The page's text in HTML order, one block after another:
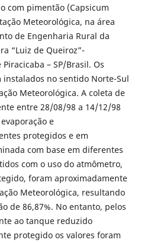
com pimentão (Capsicum
Meteorológica, na área
de Engenharia Rural da
“Luiz de Queiroz”-
– SP/Brasil. Os
no sentido Norte-Sul
Meteorológica. A coleta de
entre 28/08/98 a 14/12/98
e
protegidos e em
com base em diferentes
com o uso do atmômetro,
foram aproximadamente
Meteorológica, resultando
de 86,87%. No entanto, pelos
ao tanque reduzido
protegido os valores foram